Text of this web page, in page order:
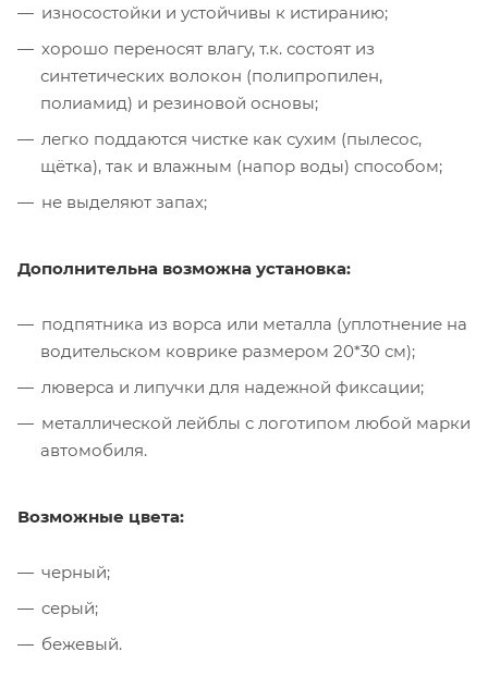
износостойки и устойчивы к истиранию;
хорошо переносят влагу, т.к. состоят из
синтетических волокон (полипропилен,
полиамид) и резиновой основы;
легко поддаются чистке как сухим (пылесос,
щётка), так и влажным (напор воды) способом;
не выделяют запах;
Дополнительна возможна установка:
подпятника из ворса или металла (уплотнение на
водительском коврике размером 20*30 см);
люверса и липучки для надежной фиксации;
металлической лейблы с логотипом любой марки
автомобиля.
Возможные цвета:
черный;
серый;
бежевый.